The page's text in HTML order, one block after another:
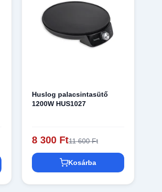
Huslog palacsintasütő
1200W HUS1027
8 300 Ft11 600 Ft
Kosárba